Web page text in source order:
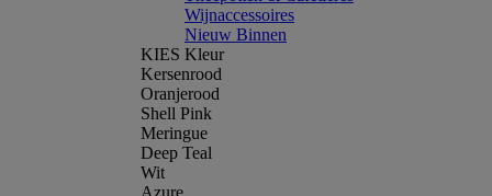
Wijnaccessoires
Nieuw Binnen
KIES Kleur
Kersenrood
Oranjerood
Shell Pink
Meringue
Deep Teal
Wit
Azure